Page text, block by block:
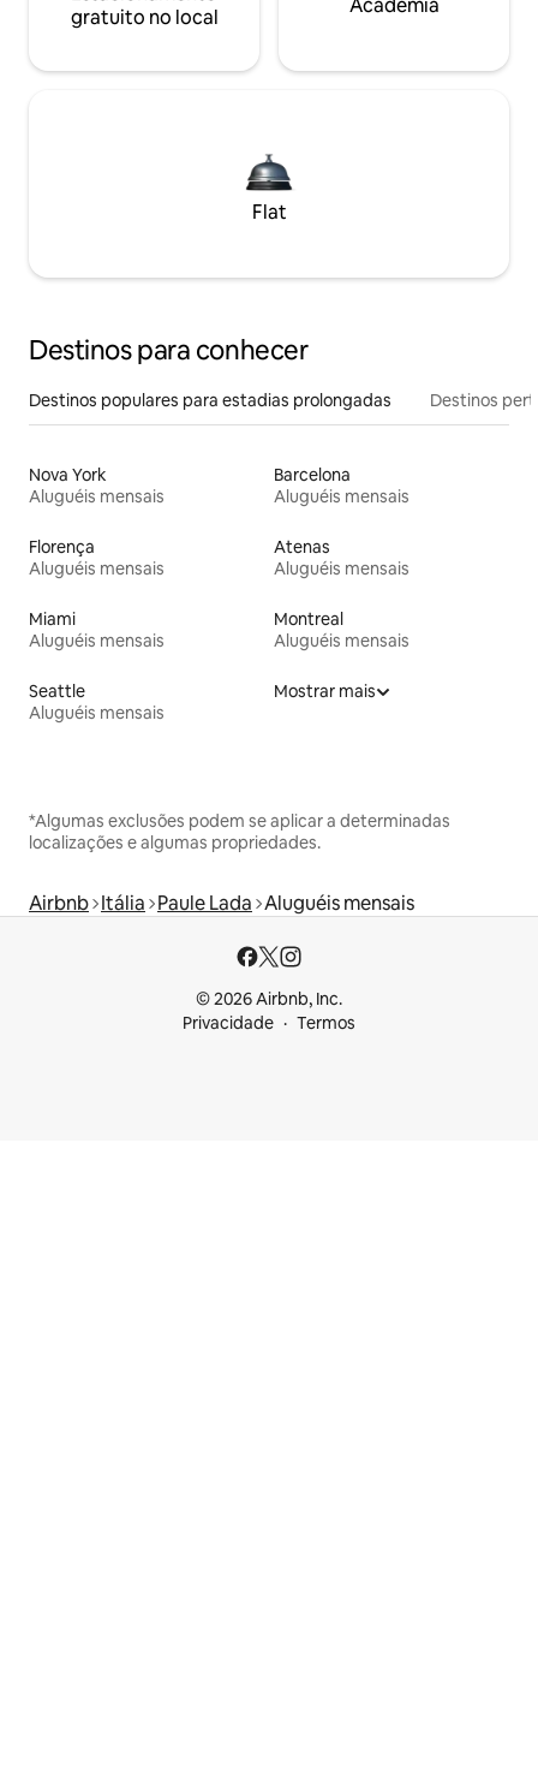
gratuito no local
Flat
Destinos para conhecer
Destinos populares para estadias prolongadas Destinos
Nova York
Aluguéis mensais
Barcelona
Aluguéis mensais
Florença
Aluguéis mensais
Atenas
Aluguéis mensais
Miami
Aluguéis mensais
Montreal
Aluguéis mensais
Seattle
Aluguéis mensais
Mostrar mais
*Algumas exclusões podem se aplicar a determinadas
localizações e algumas propriedades.
Airbnb Itália Paule Lada Aluguéis mensais
© 2026 Airbnb, Inc.
Privacidade
Termos